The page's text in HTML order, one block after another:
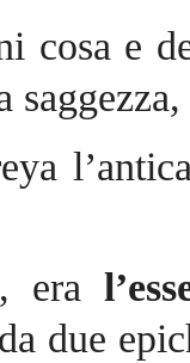
cosa e
era
due